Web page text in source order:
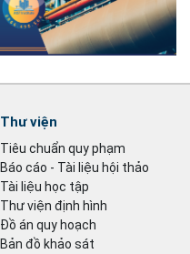
Thư viện
Tiêu chuẩn quy phạm
Báo cáo - Tài liệu hội thảo
Tài liệu học tập
Thư viện định hình
Đồ án quy hoạch
Bản đồ khảo sát